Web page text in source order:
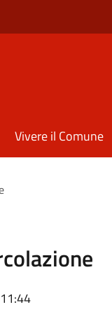
Vivere il Comune